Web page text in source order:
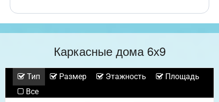
Каркасные дома 6х9
Тип Размер Этажность
Площадь
Все